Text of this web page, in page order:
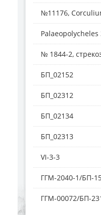
№11176,
Palaeopolycheles
№ 1844-2,
БП_02152
БП_02312
БП_02134
БП_02313
VI-3-3
ГГМ-2040-1/БП-
ГГМ-00072/БП-